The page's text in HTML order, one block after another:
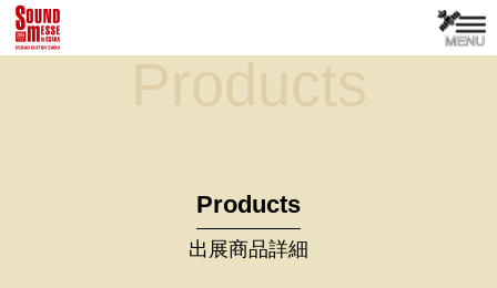
Products
Products
出展商品詳細